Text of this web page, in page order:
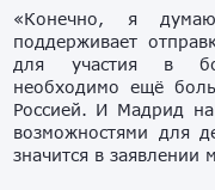
«Конечно, я
поддерживает
для участия в
необходимо ещё
Россией. И Мадрид на
возможностями для
значится в заявлении